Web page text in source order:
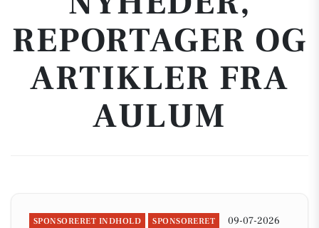
REPORTAGER OG
ARTIKLER FRA
AULUM
SPONSORERET INDHOLD SPONSORERET
09-07-2026